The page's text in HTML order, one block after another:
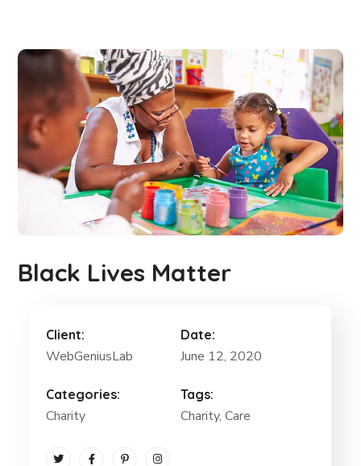
Black Lives Matter
Client:
WebGeniusLab
Date:
June 12, 2020
Categories:
Charity
Tags:
Charity, Care